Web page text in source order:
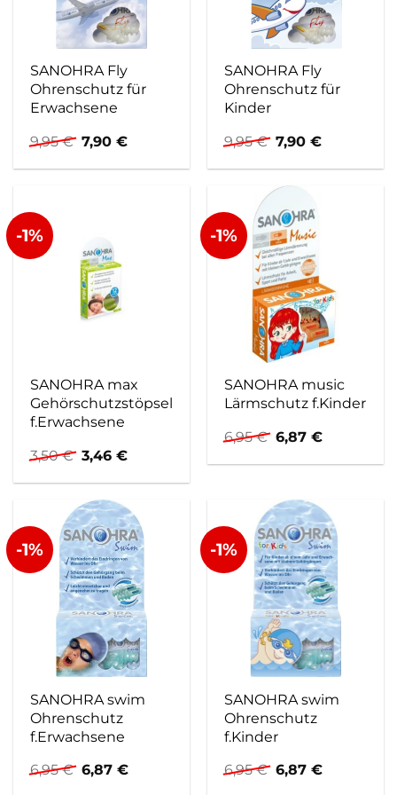
SANOHRA Fly
Ohrenschutz für
Erwachsene
9,95€ Ursprünglicher
Preis
war:
7,90€Aktueller
ist:
SANOHRA Fly
Ohrenschutz für
Kinder
9,95€ Ursprünglicher
Preis
war:
9,95 €
7,90€Aktueller
ist:
-1%
SANOHRA max
Gehörschutzstöpsel
f.Erwachsene
3,50€ Ursprünglicher
Preis
war:
3,50 €
3,46€Aktueller
ist:
-1%
SANOHRA music
Lärmschutz f.Kinder
6,95€ Ursprünglicher
Preis
war:
6,87€Aktueller
ist:
-1%
SANOHRA swim
Ohrenschutz
f.Erwachsene
6,95€ Ursprünglicher
Preis
6,87€Aktueller
-1%
SANOHRA swim
Ohrenschutz
f.Kinder
6,95€ Ursprünglicher
Preis
6,87€Aktueller